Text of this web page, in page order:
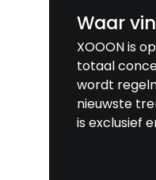
Waar
XOOON is
totaal
wordt
nieuwste
is exclusief